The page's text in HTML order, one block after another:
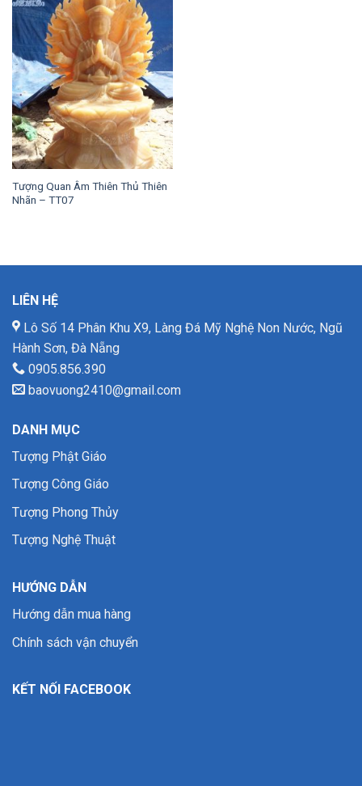
Tượng Quan Âm Thiên Thủ Thiên
Nhãn – TT07
LIÊN HỆ
Lô Số 14 Phân Khu X9, Làng Đá Mỹ Nghệ Non Nước, Ngũ
Hành Sơn, Đà Nẵng
0905.856.390
baovuong2410@gmail.com
DANH MỤC
Tượng Phật Giáo
Tượng Công Giáo
Tượng Phong Thủy
Tượng Nghệ Thuật
HƯỚNG DẪN
Hướng dẫn mua hàng
Chính sách vận chuyển
KẾT NỐI FACEBOOK